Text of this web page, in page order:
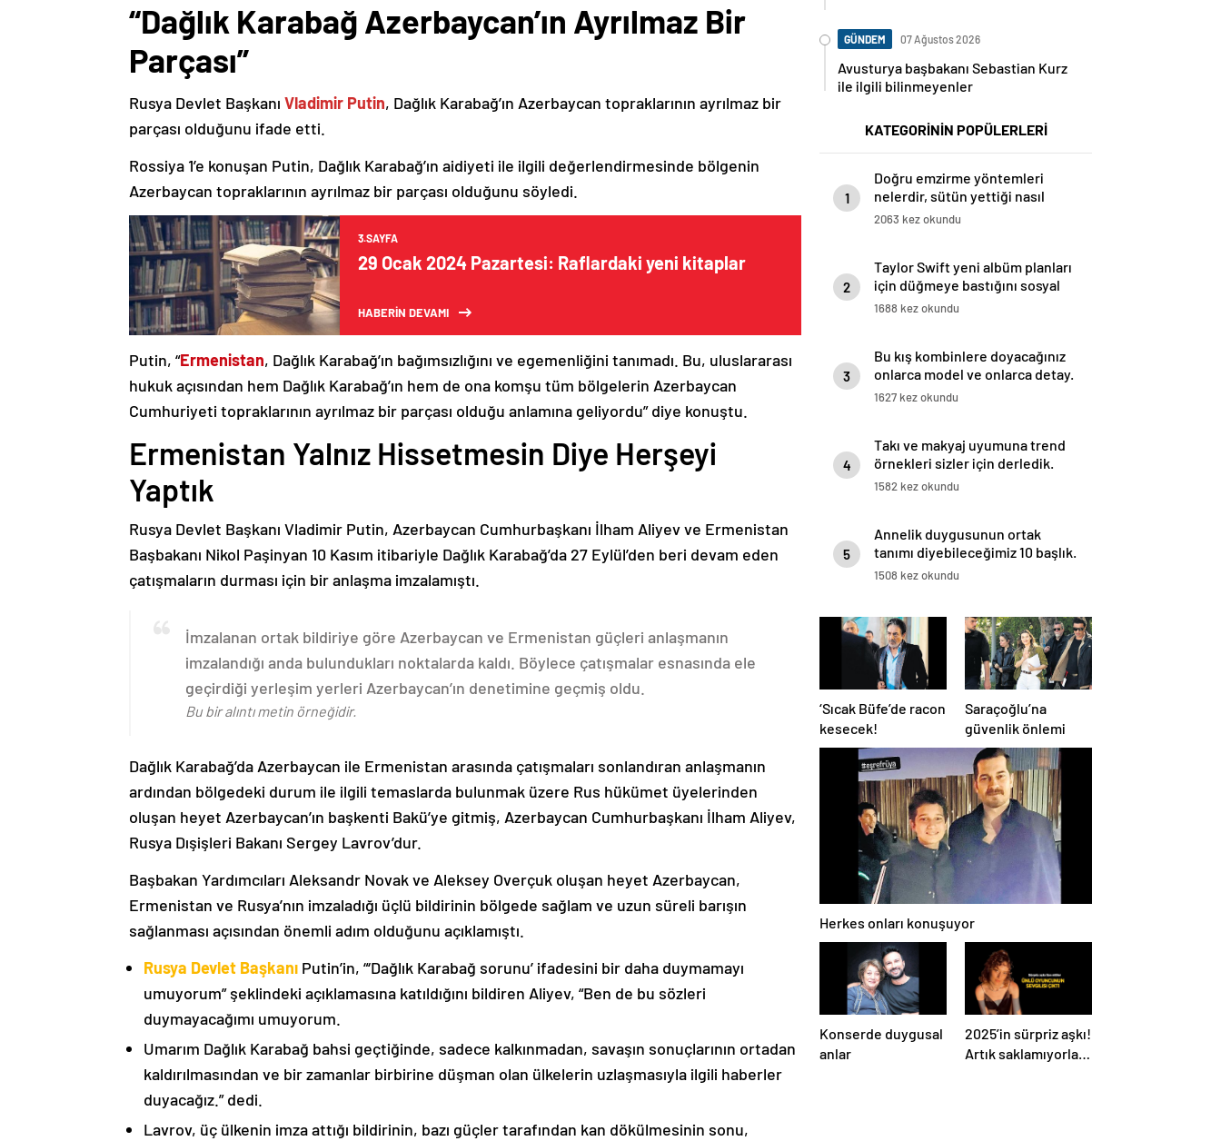
“Dağlık Karabağ Azerbaycan’ın Ayrılmaz Bir
Parçası”
Rusya Devlet Başkanı Vladimir Putin, Dağlık Karabağ’ın Azerbaycan topraklarının ayrılmaz bir
parçası olduğunu ifade etti.
Rossiya 1’e konuşan Putin, Dağlık Karabağ’ın aidiyeti ile ilgili değerlendirmesinde bölgenin
Azerbaycan topraklarının ayrılmaz bir parçası olduğunu söyledi.
3.SAYFA
29 Ocak 2024 Pazartesi: Raflardaki yeni kitaplar
HABERİN DEVAMI
Putin, “Ermenistan, Dağlık Karabağ’ın bağımsızlığını ve egemenliğini tanımadı. Bu, uluslararası
hukuk açısından hem Dağlık Karabağ’ın hem de ona komşu tüm bölgelerin Azerbaycan
Cumhuriyeti topraklarının ayrılmaz bir parçası olduğu anlamına geliyordu” diye konuştu.
Ermenistan Yalnız Hissetmesin Diye Herşeyi
Yaptık
Rusya Devlet Başkanı Vladimir Putin, Azerbaycan Cumhurbaşkanı İlham Aliyev ve Ermenistan
Başbakanı Nikol Paşinyan 10 Kasım itibariyle Dağlık Karabağ’da 27 Eylül’den beri devam eden
çatışmaların durması için bir anlaşma imzalamıştı.
İmzalanan ortak bildiriye göre Azerbaycan ve Ermenistan güçleri anlaşmanın
imzalandığı anda bulundukları noktalarda kaldı. Böylece çatışmalar esnasında ele
geçirdiği yerleşim yerleri Azerbaycan’ın denetimine geçmiş oldu.
Bu bir alıntı metin örneğidir.
Dağlık Karabağ’da Azerbaycan ile Ermenistan arasında çatışmaları sonlandıran anlaşmanın
ardından bölgedeki durum ile ilgili temaslarda bulunmak üzere Rus hükümet üyelerinden
oluşan heyet Azerbaycan’ın başkenti Bakü’ye gitmiş, Azerbaycan Cumhurbaşkanı İlham Aliyev,
Rusya Dışişleri Bakanı Sergey Lavrov’dur.
Başbakan Yardımcıları Aleksandr Novak ve Aleksey Overçuk oluşan heyet Azerbaycan,
Ermenistan ve Rusya’nın imzaladığı üçlü bildirinin bölgede sağlam ve uzun süreli barışın
sağlanması açısından önemli adım olduğunu açıklamıştı.
Rusya Devlet Başkanı Putin’in, “‘Dağlık Karabağ sorunu’ ifadesini bir daha duymamayı
umuyorum” şeklindeki açıklamasına katıldığını bildiren Aliyev, “Ben de bu sözleri
duymayacağımı umuyorum.
Umarım Dağlık Karabağ bahsi geçtiğinde, sadece kalkınmadan, savaşın sonuçlarının ortadan
kaldırılmasından ve bir zamanlar birbirine düşman olan ülkelerin uzlaşmasıyla ilgili haberler
duyacağız.” dedi.
Lavrov, üç ülkenin imza attığı bildirinin, bazı güçler tarafından kan dökülmesinin sonu,
GÜNDEM 07 Ağustos 2026
Avusturya başbakanı Sebastian Kurz
ile ilgili bilinmeyenler
KATEGORİNİN POPÜLERLERİ
1
Doğru emzirme yöntemleri
nelerdir, sütün yettiği nasıl
anlaşılır?
2063 kez okundu
2
Taylor Swift yeni albüm planları
için düğmeye bastığını sosyal
medyadan duyurdu!
1688 kez okundu
3
Bu kış kombinlere doyacağınız
onlarca model ve onlarca detay.
1627 kez okundu
4
Takı ve makyaj uyumuna trend
örnekleri sizler için derledik.
1582 kez okundu
5
Annelik duygusunun ortak
tanımı diyebileceğimiz 10 başlık.
1508 kez okundu
‘Sıcak Büfe’de racon
kesecek!
Saraçoğlu’na
güvenlik önlemi
Herkes onları konuşuyor
Konserde duygusal
anlar
2025’in sürpriz aşkı!
Artık saklamıyorlar,